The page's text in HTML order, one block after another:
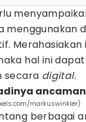
menggunakan
Merahasiakan
hal ini
secara digital.
markuswinkler)
berbagai